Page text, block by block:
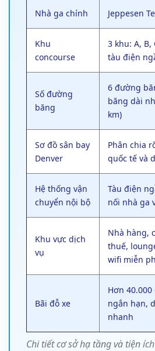
Chi tiết cơ sở hạ tầng và tiện
Nhà ga chính Jeppesen
Khu
concourse
3 khu: A, B,
tàu điện
Số đường
băng
6 đường
băng dài
km)
Sơ đồ sân bay
Denver
Phân chia
quốc tế và
Hệ thống vận
chuyển nội bộ
Tàu điện
nối nhà ga
Khu vực dịch
vụ
Nhà hàng,
thuế,
wifi miễn
Bãi đỗ xe
Hơn
ngắn hạn,
nhanh